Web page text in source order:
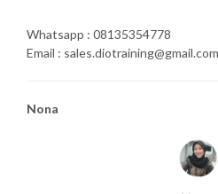
Whatsapp : 08135354778
Email : sales.diotraining@gmail.com
Nona